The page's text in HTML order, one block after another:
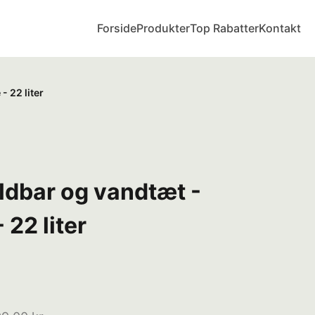
ForsideProdukterTop RabatterKontakt
- 22 liter
og vandtæt -
22 liter